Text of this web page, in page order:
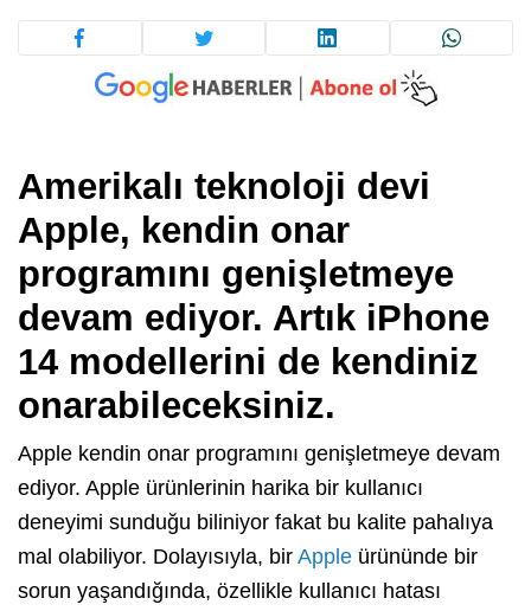
Amerikalı teknoloji devi
Apple, kendin onar
programını genişletmeye
devam ediyor. Artık iPhone
14 modellerini de kendiniz
onarabileceksiniz.
Apple kendin onar programını genişletmeye devam
ediyor. Apple ürünlerinin harika bir kullanıcı
deneyimi sunduğu biliniyor fakat bu kalite pahalıya
mal olabiliyor. Dolayısıyla, bir Apple ürününde bir
sorun yaşandığında, özellikle kullanıcı hatası